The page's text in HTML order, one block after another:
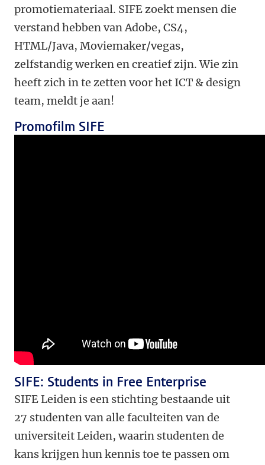
promotiemateriaal. SIFE zoekt mensen die
verstand hebben van Adobe, CS4,
HTML/Java, Moviemaker/vegas,
zelfstandig werken en creatief zijn. Wie zin
heeft zich in te zetten voor het ICT & design
team, meldt je aan!
Promofilm SIFE
SIFE: Students in Free Enterprise
SIFE Leiden is een stichting bestaande uit
27 studenten van alle faculteiten van de
universiteit Leiden, waarin studenten de
kans krijgen hun kennis toe te passen om